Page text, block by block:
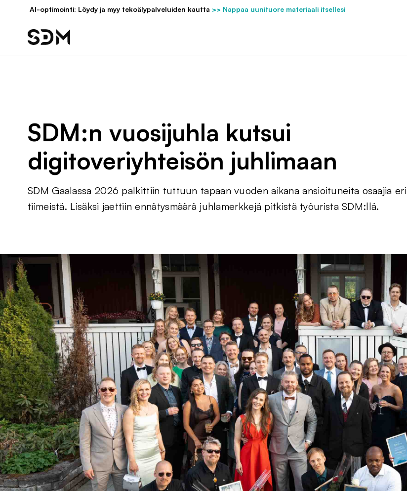
sisältöön
AI-optimointi: Löydy ja myy tekoälypalveluiden kautta >> Nappaa uunituore materiaali itsellesi
SDM:n vuosijuhla kutsui
digitoveriyhteisön juhlimaan
SDM Gaalassa 2026 palkittiin tuttuun tapaan vuoden aikana ansioituneita osaajia eri
tiimeistä. Lisäksi jaettiin ennätysmäärä juhlamerkkejä pitkistä työurista SDM:llä.